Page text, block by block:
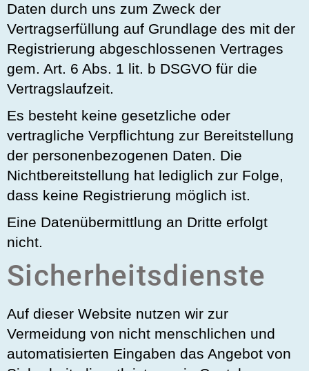
Daten durch uns zum Zweck der
Vertragserfüllung auf Grundlage des mit der
Registrierung abgeschlossenen Vertrages
gem. Art. 6 Abs. 1 lit. b DSGVO für die
Vertragslaufzeit.
Es besteht keine gesetzliche oder
vertragliche Verpflichtung zur Bereitstellung
der personenbezogenen Daten. Die
Nichtbereitstellung hat lediglich zur Folge,
dass keine Registrierung möglich ist.
Eine Datenübermittlung an Dritte erfolgt
nicht.
Sicherheitsdienste
Auf dieser Website nutzen wir zur
Vermeidung von nicht menschlichen und
automatisierten Eingaben das Angebot von